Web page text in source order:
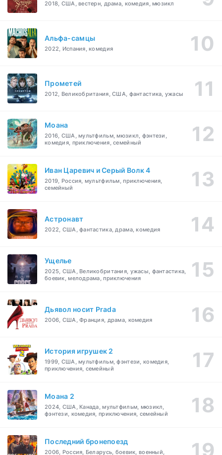
2018, США, вестерн, драма, комедия, мюзикл
Альфа-самцы
2022, Испания, комедия
Прометей
2012, Великобритания, США, фантастика, ужасы
Моана
2016, США, мультфильм, мюзикл, фэнтези,
комедия, приключения, семейный
Иван Царевич и Серый Волк 4
2019, Россия, мультфильм, приключения,
семейный
Астронавт
2022, США, фантастика, драма, комедия
Ущелье
2025, США, Великобритания, ужасы, фантастика,
боевик, мелодрама, приключения
Дьявол носит Prada
2006, США, Франция, драма, комедия
История игрушек 2
1999, США, мультфильм, фэнтези, комедия,
приключения, семейный
Моана 2
2024, США, Канада, мультфильм, мюзикл,
фэнтези, комедия, приключения, семейный
Последний бронепоезд
2006, Россия, Беларусь, боевик, военный,